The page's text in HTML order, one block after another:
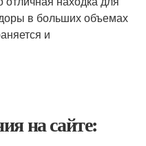
в больших объемах
и
на сайте: